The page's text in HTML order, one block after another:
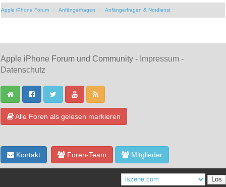
Apple iPhone Forum Anfängerfragen Anfängerfragen & Notdienst
Apple iPhone Forum und Community - Impressum -
Datenschutz
Alle Foren als gelesen markieren
Kontakt Foren-Team Mitglieder